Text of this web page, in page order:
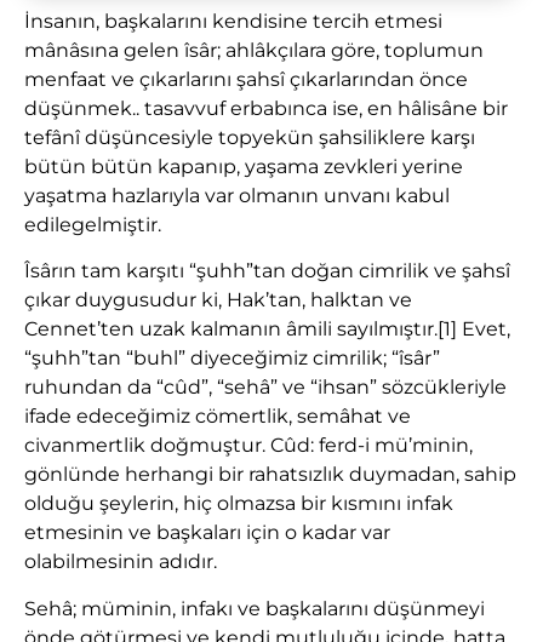
İnsanın, başkalarını kendisine tercih etmesi
mânâsına gelen îsâr; ahlâkçılara göre, toplumun
menfaat ve çıkarlarını şahsî çıkarlarından önce
düşünmek.. tasavvuf erbabınca ise, en hâlisâne bir
tefânî düşüncesiyle topyekün şahsiliklere karşı
bütün bütün kapanıp, yaşama zevkleri yerine
yaşatma hazlarıyla var olmanın unvanı kabul
edilegelmiştir.
Îsârın tam karşıtı “şuhh”tan doğan cimrilik ve şahsî
çıkar duygusudur ki, Hak’tan, halktan ve
Cennet’ten uzak kalmanın âmili sayılmıştır.[1] Evet,
“şuhh”tan “buhl” diyeceğimiz cimrilik; “îsâr”
ruhundan da “cûd”, “sehâ” ve “ihsan” sözcükleriyle
ifade edeceğimiz cömertlik, semâhat ve
civanmertlik doğmuştur. Cûd: ferd-i mü’minin,
gönlünde herhangi bir rahatsızlık duymadan, sahip
olduğu şeylerin, hiç olmazsa bir kısmını infak
etmesinin ve başkaları için o kadar var
olabilmesinin adıdır.
Sehâ; müminin, infakı ve başkalarını düşünmeyi
önde götürmesi ve kendi mutluluğu içinde, hatta